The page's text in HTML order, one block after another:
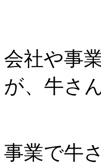
会社や事
が、牛さ
事業で牛